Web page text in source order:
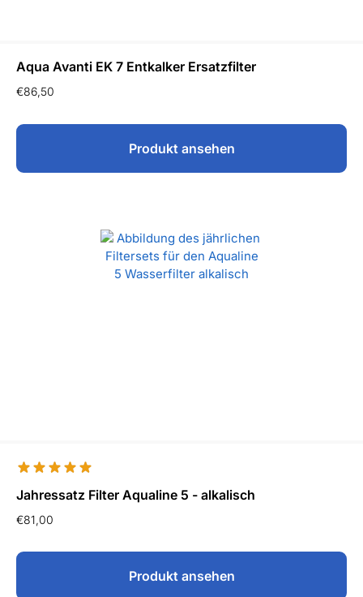
Aqua Avanti EK 7 Entkalker Ersatzfilter
€86,50
Produkt ansehen
Jahressatz Filter Aqualine 5 - alkalisch
€81,00
Produkt ansehen